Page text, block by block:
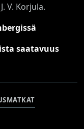
V. Korjula.
saatavuus